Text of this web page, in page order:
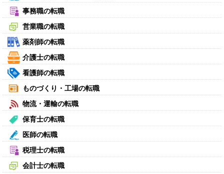
事務職の転職
営業職の転職
薬剤師の転職
介護士の転職
看護師の転職
ものづくり・工場の転職
物流・運輸の転職
保育士の転職
医師の転職
税理士の転職
会計士の転職